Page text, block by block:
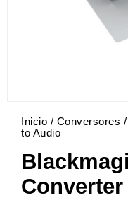
Inicio / Conversores
to Audio